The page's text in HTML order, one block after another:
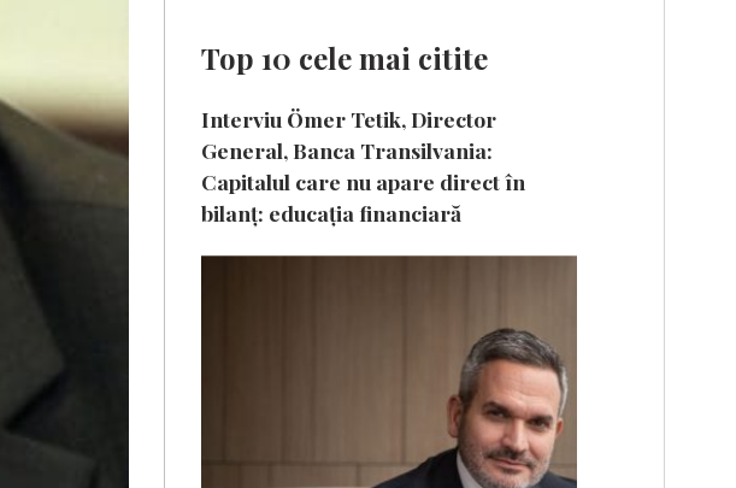
Top 10 cele mai citite
Interviu Ömer Tetik, Director
General, Banca Transilvania:
Capitalul care nu apare direct în
bilanț: educația financiară